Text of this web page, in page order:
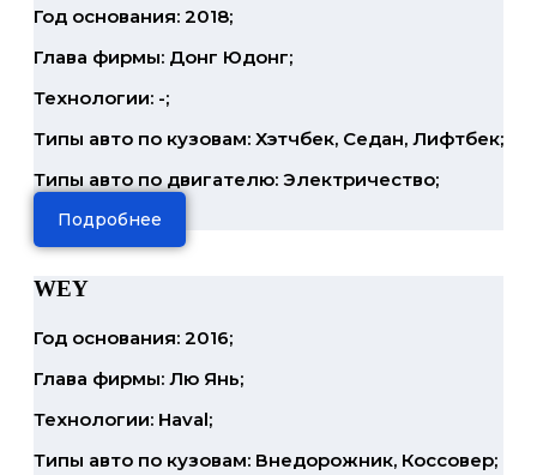
Год основания: 2018;
Глава фирмы: Донг Юдонг;
Технологии: -;
Типы авто по кузовам: Хэтчбек, Седан, Лифтбек;
Типы авто по двигателю: Электричество;
Подробнее
WEY
Год основания: 2016;
Глава фирмы: Лю Янь;
Технологии: Haval;
Типы авто по кузовам: Внедорожник, Коссовер;